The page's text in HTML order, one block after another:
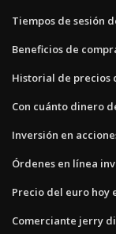
Tiempos de sesión
Beneficios de
Historial de precios
Con cuánto dinero
Inversión en
Órdenes en línea
Precio del euro hoy
Comerciante jerry